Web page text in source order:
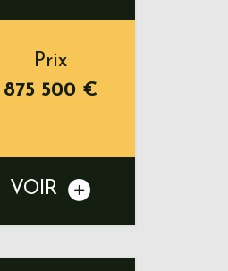
Prix
875 500 €
VOIR